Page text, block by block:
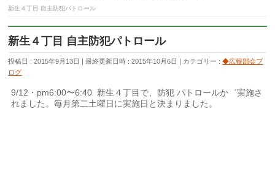
新生４丁目 自主防犯パトロール
新生４丁目 自主防犯パトロール
投稿日 : 2015年9月13日 最終更新日時 : 2015年10月6日 カテゴリー :◆広報部会ブ
ログ
9/12・pm6:00〜6:40 新生４丁目で、防犯 パトロールか゛実施さ
れました。毎月第二土曜日に実施日と決まりました。